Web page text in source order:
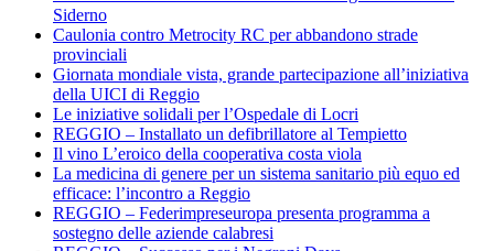
Siderno
Caulonia contro Metrocity RC per abbandono strade
provinciali
Giornata mondiale vista, grande partecipazione all’iniziativa
della UICI di Reggio
Le iniziative solidali per l’Ospedale di Locri
REGGIO – Installato un defibrillatore al Tempietto
Il vino L’eroico della cooperativa costa viola
La medicina di genere per un sistema sanitario più equo ed
efficace: l’incontro a Reggio
REGGIO – Federimpreseuropa presenta programma a
sostegno delle aziende calabresi